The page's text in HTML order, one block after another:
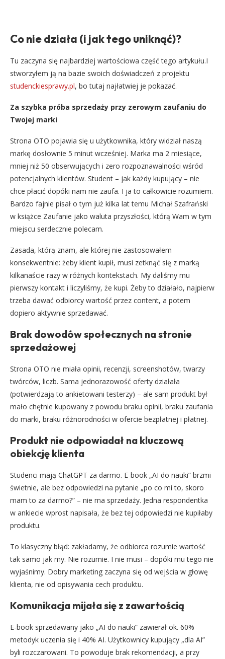
Co nie działa (i jak tego uniknąć)?
Tu zaczyna się najbardziej wartościowa część tego artykułu.I
stworzyłem ją na bazie swoich doświadczeń z projektu
studenckiesprawy.pl, bo tutaj najłatwiej je pokazać.
Za szybka próba sprzedaży przy zerowym zaufaniu do
Twojej marki
Strona OTO pojawia się u użytkownika, który widział naszą
markę dosłownie 5 minut wcześniej. Marka ma 2 miesiące,
mniej niż 50 obserwujących i zero rozpoznawalności wśród
potencjalnych klientów. Student – jak każdy kupujący – nie
chce płacić dopóki nam nie zaufa. I ja to całkowicie rozumiem.
Bardzo fajnie pisał o tym już kilka lat temu Michał Szafrański
w książce Zaufanie jako waluta przyszłości, którą Wam w tym
miejscu serdecznie polecam.
Zasada, którą znam, ale której nie zastosowałem
konsekwentnie: żeby klient kupił, musi zetknąć się z marką
kilkanaście razy w różnych kontekstach. My daliśmy mu
pierwszy kontakt i liczyliśmy, że kupi. Żeby to działało, najpierw
trzeba dawać odbiorcy wartość przez content, a potem
dopiero aktywnie sprzedawać.
Brak dowodów społecznych na stronie
sprzedażowej
Strona OTO nie miała opinii, recenzji, screenshotów, twarzy
twórców, liczb. Sama jednorazowość oferty działała
(potwierdzają to ankietowani testerzy) – ale sam produkt był
mało chętnie kupowany z powodu braku opinii, braku zaufania
do marki, braku różnorodności w ofercie bezpłatnej i płatnej.
Produkt nie odpowiadał na kluczową
obiekcję klienta
Studenci mają ChatGPT za darmo. E-book „AI do nauki” brzmi
świetnie, ale bez odpowiedzi na pytanie „po co mi to, skoro
mam to za darmo?” – nie ma sprzedaży. Jedna respondentka
w ankiecie wprost napisała, że bez tej odpowiedzi nie kupiłaby
produktu.
To klasyczny błąd: zakładamy, że odbiorca rozumie wartość
tak samo jak my. Nie rozumie. I nie musi – dopóki mu tego nie
wyjaśnimy. Dobry marketing zaczyna się od wejścia w głowę
klienta, nie od opisywania cech produktu.
Komunikacja mijała się z zawartością
E-book sprzedawany jako „AI do nauki” zawierał ok. 60%
metodyk uczenia się i 40% AI. Użytkownicy kupujący „dla AI”
byli rozczarowani. To powoduje brak rekomendacji, a przy